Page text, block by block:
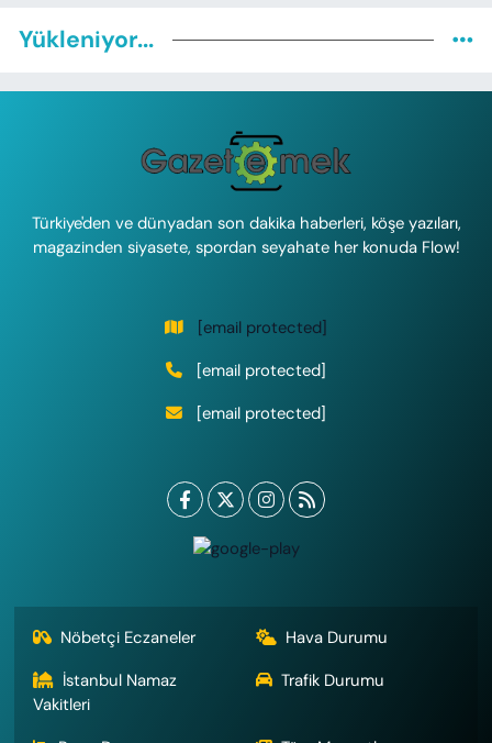
Yükleniyor...
Türkiye'den ve dünyadan son dakika haberleri, köşe yazıları,
magazinden siyasete, spordan seyahate her konuda Flow!
[email protected]
[email protected]
[email protected]
Nöbetçi Eczaneler
Hava Durumu
İstanbul Namaz
Vakitleri
Trafik Durumu